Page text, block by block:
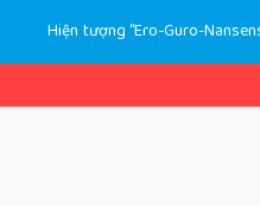
Hiện tượng “Ero-Guro-